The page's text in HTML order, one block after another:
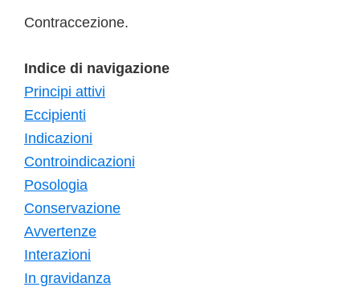
Contraccezione.
Indice di navigazione
Principi attivi
Eccipienti
Indicazioni
Controindicazioni
Posologia
Conservazione
Avvertenze
Interazioni
In gravidanza